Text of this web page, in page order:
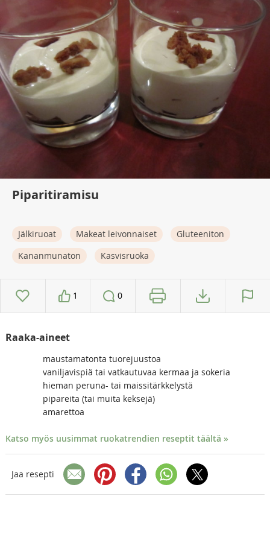
Piparitiramisu
Jälkiruoat Makeat leivonnaiset
Gluteeniton
Kananmunaton
Kasvisruoka
1 0
Raaka-aineet
maustamatonta tuorejuustoa
vaniljavispiä tai vatkautuvaa kermaa ja sokeria
hieman peruna- tai maissitärkkelystä
pipareita (tai muita keksejä)
amarettoa
Katso myös uusimmat ruokatrendien reseptit täältä »
Jaa resepti